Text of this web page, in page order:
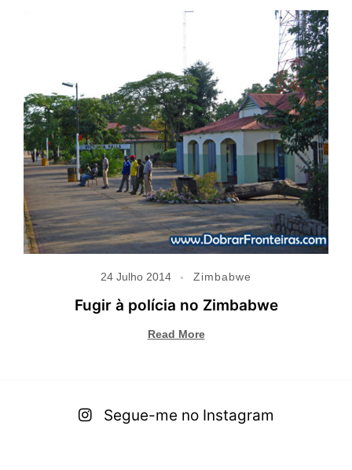
24 Julho 2014 Zimbabwe
Fugir à polícia no Zimbabwe
Read More
Segue-me no Instagram